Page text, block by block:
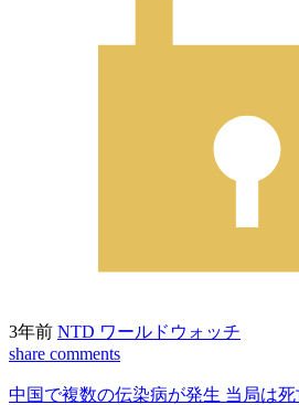
3年前 NTD ワールドウォッチ
share comments
中国で複数の伝染病が発生 当局は